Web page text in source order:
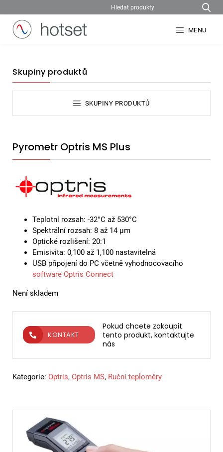
MENU
Skupiny produktů
SKUPINY PRODUKTŮ
Pyrometr Optris MS Plus
Teplotní rozsah: -32°C až 530°C
Spektrální rozsah: 8 až 14 µm
Optické rozlišení: 20:1
Emisivita: 0,100 až 1,100 nastavitelná
USB připojení do PC včetně vyhodnocovacího
software Optris Connect
Není skladem
Pokud chcete zakoupit
tento produkt, kontaktujte
nás
KONTAKT
Kategorie: Optris, Optris MS, Ruční teploměry